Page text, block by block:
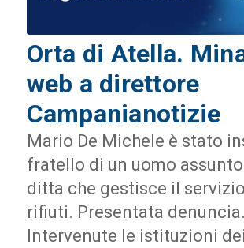
Orta di Atella.
web a direttore
Campanianotizie
Mario De Michele è stato
fratello di un uomo
ditta che gestisce il
rifiuti. Presentata denuncia.
Intervenute le istituzioni dei